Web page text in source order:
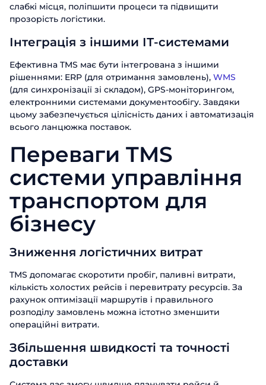
слабкі місця, поліпшити процеси та підвищити
прозорість логістики.
Інтеграція з іншими ІТ-системами
Ефективна TMS має бути інтегрована з іншими
рішеннями: ERP (для отримання замовлень), WMS
(для синхронізації зі складом), GPS-моніторингом,
електронними системами документообігу. Завдяки
цьому забезпечується цілісність даних і автоматизація
всього ланцюжка поставок.
Переваги TMS
системи управління
транспортом для
бізнесу
Зниження логістичних витрат
TMS допомагає скоротити пробіг, паливні витрати,
кількість холостих рейсів і перевитрату ресурсів. За
рахунок оптимізації маршрутів і правильного
розподілу замовлень можна істотно зменшити
операційні витрати.
Збільшення швидкості та точності
доставки